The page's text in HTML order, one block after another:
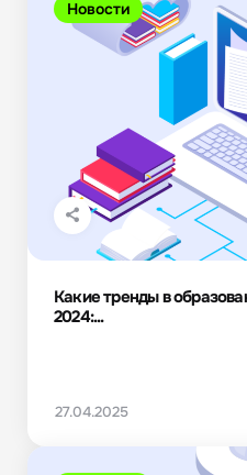
Новости
Какие тренды в
2024:...
27.04.2025